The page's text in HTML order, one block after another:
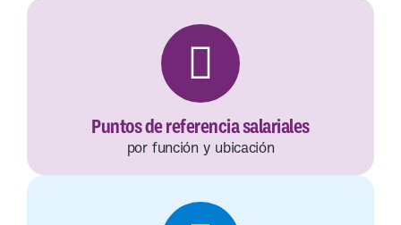
Puntos de referencia salariales
por función y ubicación